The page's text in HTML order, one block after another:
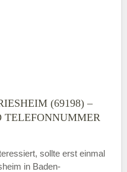
(69198) –
TELEFONNUMMER
sollte erst einmal
in Baden-